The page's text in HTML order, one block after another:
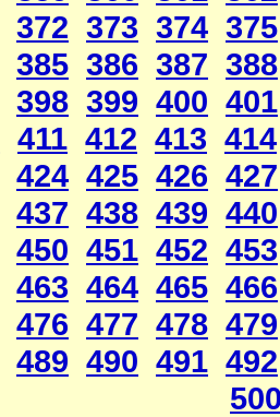
372 373 374 375
385 386 387 388
398 399 400 401
411 412 413 414
424 425 426 427
437 438 439 440
450 451 452 453
463 464 465 466
476 477 478 479
489 490 491 492